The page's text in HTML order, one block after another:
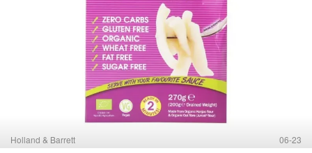
Holland & Barrett 06-23